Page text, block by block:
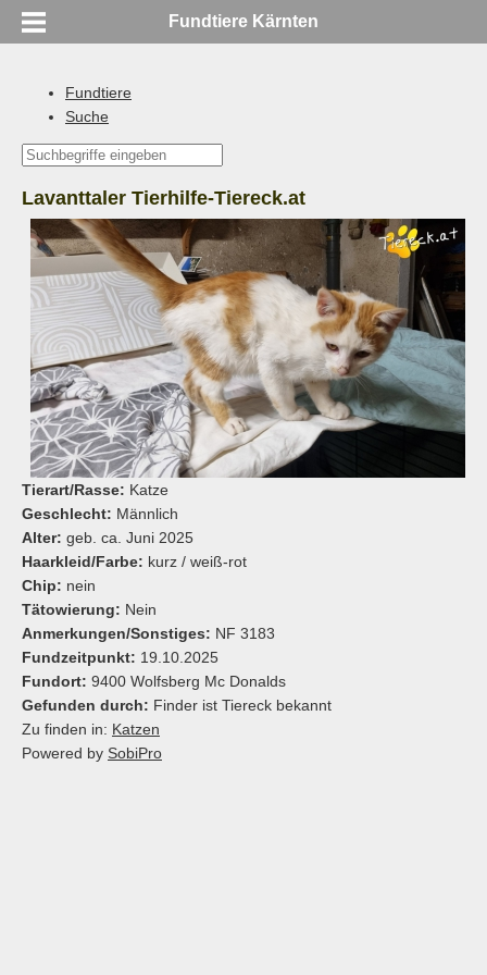
Fundtiere Kärnten
Fundtiere
Suche
Lavanttaler Tierhilfe-Tiereck.at
Tierart/Rasse: Katze
Geschlecht: Männlich
Alter: geb. ca. Juni 2025
Haarkleid/Farbe: kurz / weiß-rot
Chip: nein
Tätowierung: Nein
Anmerkungen/Sonstiges: NF 3183
Fundzeitpunkt: 19.10.2025
Fundort: 9400 Wolfsberg Mc Donalds
Gefunden durch: Finder ist Tiereck bekannt
Zu finden in: Katzen
Powered by SobiPro